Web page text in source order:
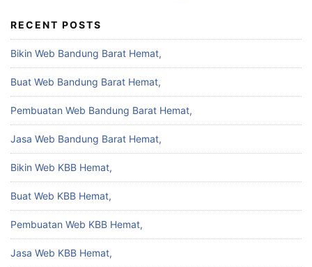
RECENT POSTS
Bikin Web Bandung Barat Hemat,
Buat Web Bandung Barat Hemat,
Pembuatan Web Bandung Barat Hemat,
Jasa Web Bandung Barat Hemat,
Bikin Web KBB Hemat,
Buat Web KBB Hemat,
Pembuatan Web KBB Hemat,
Jasa Web KBB Hemat,